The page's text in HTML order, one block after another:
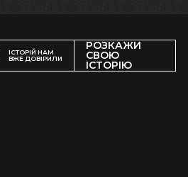
ІСТОРІЙ НАМ
ВЖЕ ДОВІРИЛИ
РОЗКАЖИ
СВОЮ
ІСТОРІЮ